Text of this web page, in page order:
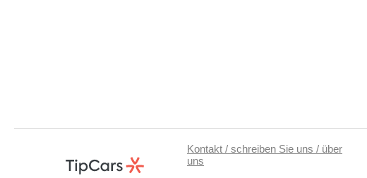
Kontakt / schreiben Sie uns / über
uns